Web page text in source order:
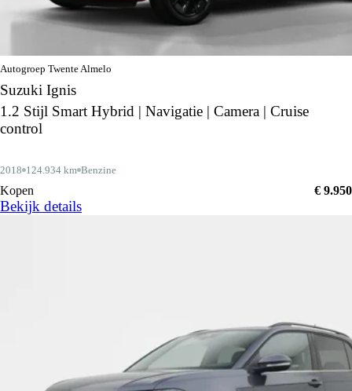
Autogroep Twente Almelo
Suzuki Ignis
1.2 Stijl Smart Hybrid | Navigatie | Camera | Cruise
control
2018 124.934 km Benzine
Kopen € 9.950
Bekijk details